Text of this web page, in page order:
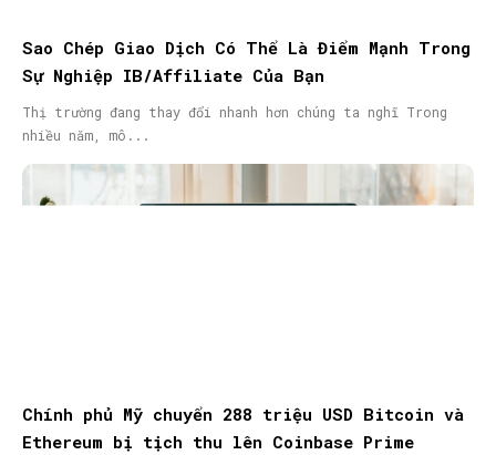
Sao Chép Giao Dịch Có Thể Là Điểm Mạnh Trong
Sự Nghiệp IB/Affiliate Của Bạn
Thị trường đang thay đổi nhanh hơn chúng ta nghĩ Trong
nhiều năm, mô...
Chính phủ Mỹ chuyển 288 triệu USD Bitcoin và
Ethereum bị tịch thu lên Coinbase Prime